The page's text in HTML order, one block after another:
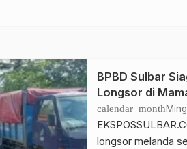
BPBD Sulbar
Longsor di
calendar_month
longsor melanda